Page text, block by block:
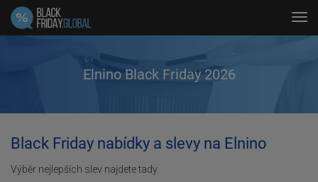
Elnino Black Friday 2026
Black Friday nabídky a slevy na Elnino
Výběr nejlepších slev najdete tady